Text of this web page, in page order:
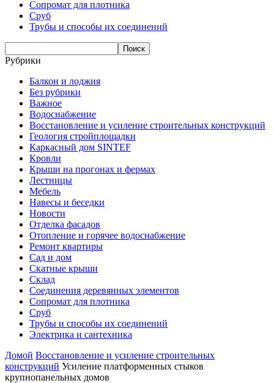
Сопромат для плотника
Сруб
Трубы и способы их соединений
Рубрики
Балкон и лоджия
Без рубрики
Важное
Водоснабжение
Восстановление и усиление строительных конструкций
Геология стройплощадки
Каркасный дом SINTEF
Кровли
Крыши на прогонах и фермах
Лестницы
Мебель
Навесы и беседки
Новости
Отделка фасадов
Отопление и горячее водоснабжение
Ремонт квартиры
Сад и дом
Скатные крыши
Склад
Соединения деревянных элементов
Сопромат для плотника
Сруб
Трубы и способы их соединений
Электрика и сантехника
Домой Восстановление и усиление строительных
конструкций Усиление платформенных стыков
крупнопанельных домов